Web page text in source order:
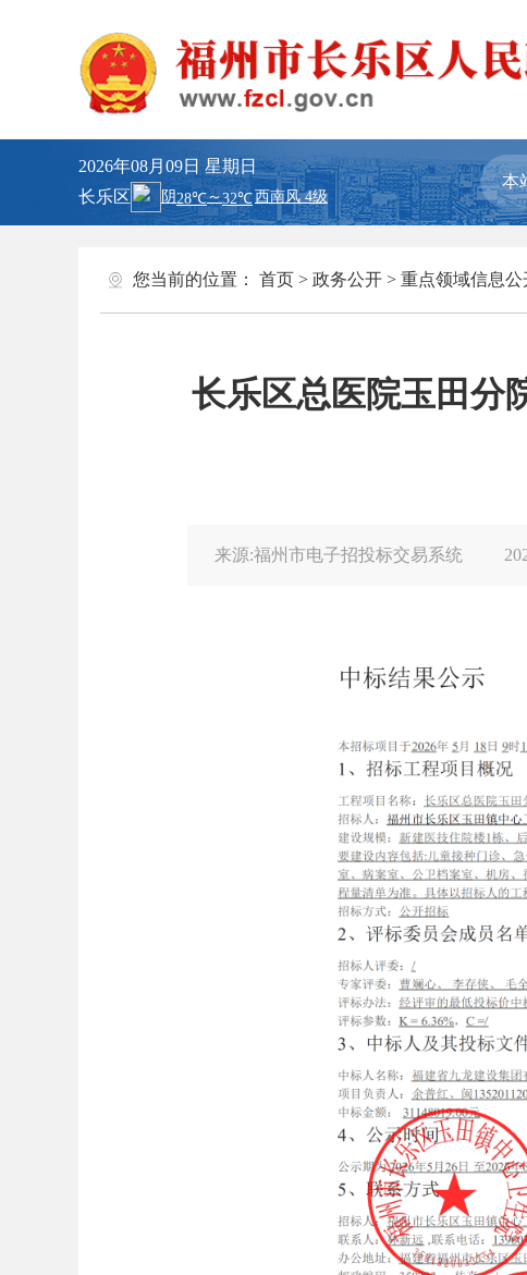
2026年08月09日 星期日
长乐区
您当前的位置： 首页 > 政务公开 > 重点领域信息公
长乐区总医院玉田分
来源:福州市电子招投标交易系统